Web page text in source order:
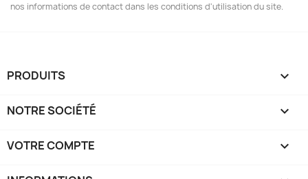
nos informations de contact dans les conditions d'utilisation du site.
PRODUITS 
NOTRE SOCIÉTÉ 
VOTRE COMPTE 